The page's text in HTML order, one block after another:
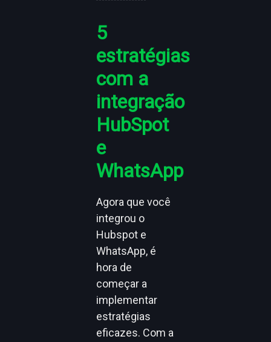
5
estratégias
com a
integração
HubSpot
e
WhatsApp
Agora que você
integrou o
Hubspot e
WhatsApp, é
hora de
começar a
implementar
estratégias
eficazes. Com a